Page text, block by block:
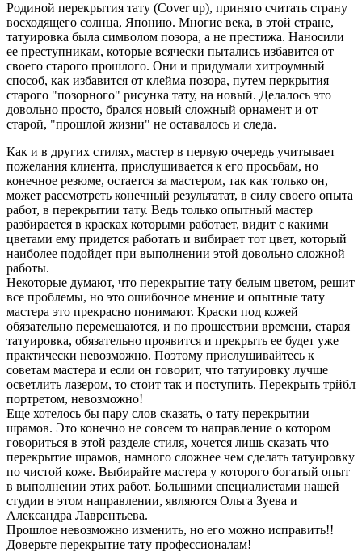
Родиной перекрытия тату (Cover up), принято считать страну
восходящего солнца, Японию. Многие века, в этой стране,
татуировка была символом позора, а не престижа. Наносили
ее преступникам, которые всячески пытались избавится от
своего старого прошлого. Они и придумали хитроумный
способ, как избавится от клейма позора, путем перкрытия
старого "позорного" рисунка тату, на новый. Делалось это
довольно просто, брался новый сложный орнамент и от
старой, "прошлой жизни" не оставалось и следа.
Как и в других стилях, мастер в первую очередь учитывает
пожелания клиента, прислушивается к его просьбам, но
конечное резюме, остается за мастером, так как только он,
может рассмотреть конечный результатат, в силу своего опыта
работ, в перекрытии тату. Ведь только опытный мастер
разбирается в красках которыми работает, видит с какими
цветами ему придется работать и вибирает тот цвет, который
наиболее подойдет при выполнении этой довольно сложной
работы.
Некоторые думают, что перекрытие тату белым цветом, решит
все проблемы, но это ошибочное мнение и опытные тату
мастера это прекрасно понимают. Краски под кожей
обязательно перемешаются, и по прошествии времени, старая
татуировка, обязательно проявится и прекрыть ее будет уже
практически невозможно. Поэтому прислушивайтесь к
советам мастера и если он говорит, что татуировку лучше
осветлить лазером, то стоит так и поступить. Перекрыть трйбл
портретом, невозможно!
Еще хотелось бы пару слов сказать, о тату перекрытии
шрамов. Это конечно не совсем то направление о котором
говориться в этой разделе стиля, хочется лишь сказать что
перекрытие шрамов, намного сложнее чем сделать татуировку
по чистой коже. Выбирайте мастера у которого богатый опыт
в выполнении этих работ. Большими специалистами нашей
студии в этом направлении, являются Ольга Зуева и
Александра Лаврентьева.
Прошлое невозможно изменить, но его можно исправить!!
Доверьте перекрытие тату профессионалам!